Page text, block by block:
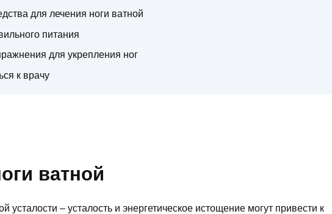
для лечения ноги ватной
питания
для укрепления ног
к врачу
ватной
усталости – усталость и энергетическое истощение могут привести к